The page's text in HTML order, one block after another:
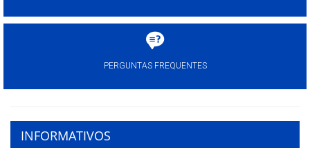
PERGUNTAS FREQUENTES
INFORMATIVOS